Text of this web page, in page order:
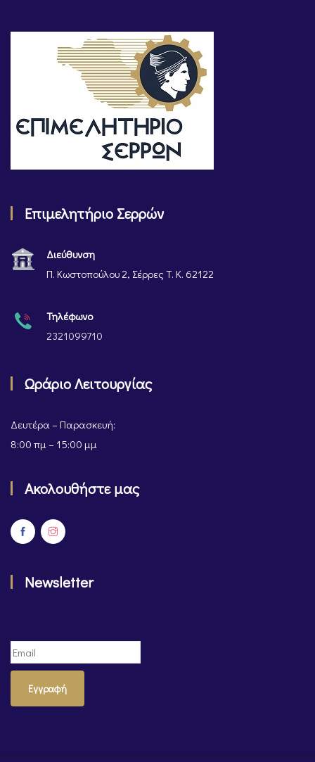
Επιμελητήριο Σερρών
Διεύθυνση
Π. Κωστοπούλου 2, Σέρρες Τ. Κ. 62122
Τηλέφωνο
2321099710
Ωράριο Λειτουργίας
Δευτέρα – Παρασκευή:
8:00 πμ – 15:00 μμ
Ακολουθήστε μας
Newsletter
Εγγραφή